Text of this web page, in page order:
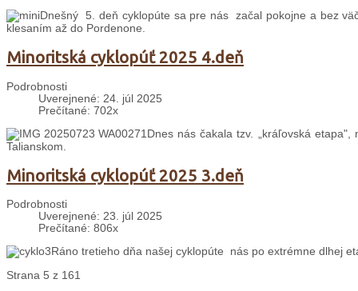
Dnešný 5. deň cyklopúte sa pre nás začal pokojne a bez
klesaním až do Pordenone.
Minoritská cyklopúť 2025 4.deň
Podrobnosti
Uverejnené: 24. júl 2025
Prečítané: 702x
Dnes nás čakala tzv. „kráľovská
Talianskom.
Minoritská cyklopúť 2025 3.deň
Podrobnosti
Uverejnené: 23. júl 2025
Prečítané: 806x
Ráno tretieho dňa našej cyklopúte nás po extrémne dlhej
Strana 5 z 161